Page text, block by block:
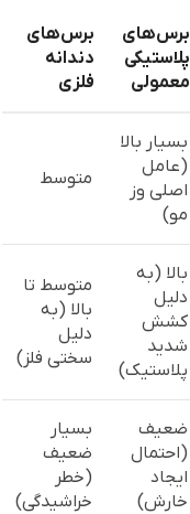
برس‌های
پلاستیکی
معمولی
برس‌های
دندانه
فلزی
بسیار بالا
(عامل
اصلی وز
مو)
متوسط
بالا (به
دلیل
کشش
شدید
پلاستیک)
متوسط تا
بالا (به
دلیل
سختی فلز)
ضعیف
(احتمال
ایجاد
خارش)
بسیار
ضعیف
(خطر
خراشیدگی)